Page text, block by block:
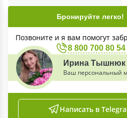
Бронируйте легко!
Позвоните и я вам помогут
8 800 700 80 54
Ирина Тышнюк
Ваш персональный
Написать в